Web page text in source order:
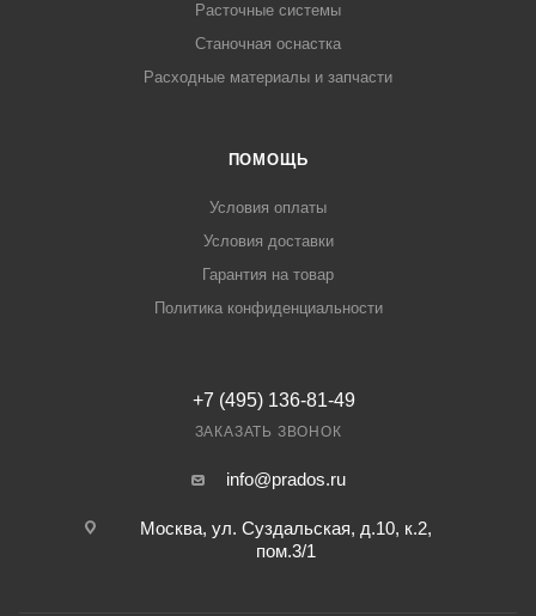
Расточные системы
Станочная оснастка
Расходные материалы и запчасти
ПОМОЩЬ
Условия оплаты
Условия доставки
Гарантия на товар
Политика конфиденциальности
+7 (495) 136-81-49
ЗАКАЗАТЬ ЗВОНОК
info@prados.ru
Москва, ул. Суздальская, д.10, к.2,
пом.3/1